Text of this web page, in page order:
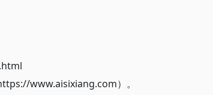
www.aisixiang.com）。